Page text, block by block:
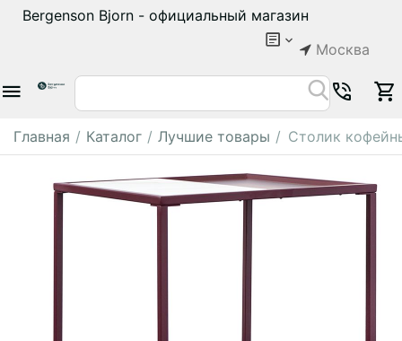
Bergenson Bjorn - официальный магазин
Москва
Главная / Каталог / Лучшие товары / Столик